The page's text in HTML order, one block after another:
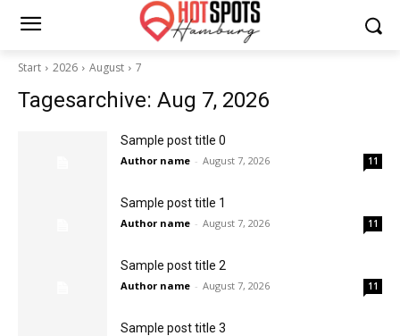
Start 2026 August 7
Tagesarchive: Aug 7, 2026
Sample post title 0
Author name - August 7, 2026 11
Sample post title 1
Author name - August 7, 2026 11
Sample post title 2
Author name - August 7, 2026 11
Sample post title 3